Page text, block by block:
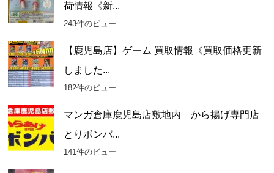
荷情報《新...
243件のビュー
【鹿児島店】ゲーム 買取情報《買取価格更新
しました...
182件のビュー
マンガ倉庫鹿児島店敷地内 から揚げ専門店
とりボンバ...
141件のビュー